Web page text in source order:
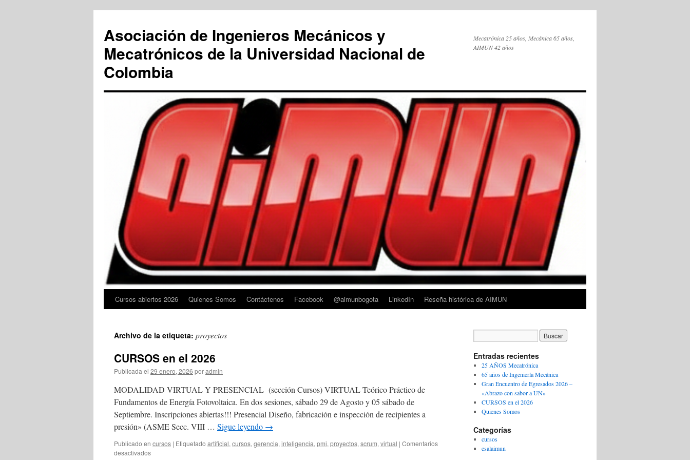
contenido
Asociación de Ingenieros Mecánicos y
Mecatrónicos de la Universidad Nacional de
Colombia
Mecatrónica 25 años, Mecánica 65 años,
AIMUN 42 años
Cursos abiertos 2026 Quienes Somos Contáctenos Facebook @aimunbogota LinkedIn Reseña histórica de AIMUN
Archivo de la etiqueta: proyectos
CURSOS en el 2026
Publicada el 29 enero, 2026 poradmin
MODALIDAD VIRTUAL Y PRESENCIAL (sección Cursos) VIRTUAL Teórico Práctico de
Fundamentos de Energía Fotovoltaica. En dos sesiones, sábado 29 de Agosto y 05 sábado de
Septiembre. Inscripciones abiertas!!! Presencial Diseño, fabricación e inspección de recipientes a
presión» (ASME Secc. VIII … Sigue leyendo →
Publicado en cursos | Etiquetado artificial, cursos, gerencia, inteligencia, pmi, proyectos, scrum, virtual | Comentarios
desactivadosen
Entradas recientes
25 AÑOS Mecatrónica
65 años de Ingeniería Mecánica
Gran Encuentro de Egresados 2026 –
«Abrazo con sabor a UN»
CURSOS en el 2026
Quienes Somos
Categorías
cursos
esalaimun